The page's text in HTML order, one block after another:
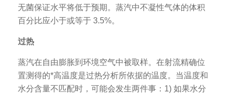
无菌保证水平将低于预期。蒸汽中不凝性气体的体积
百分比应小于或等于 3.5%。
过热
蒸汽在自由膨胀到环境空气中被取样。在射流精确位
置测得的*高温度是过热分析所依据的温度。当温度和
水分含量不匹配时，可能会发生两件事：1) 如果水分